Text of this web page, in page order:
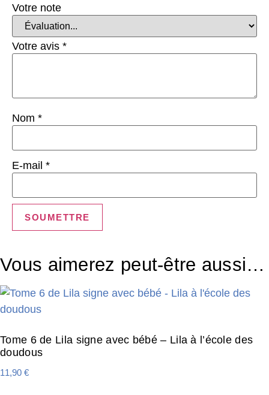
Votre note
Votre avis *
Nom *
E-mail *
Vous aimerez peut-être aussi…
Tome 6 de Lila signe avec bébé – Lila à l’école des
doudous
11,90 €